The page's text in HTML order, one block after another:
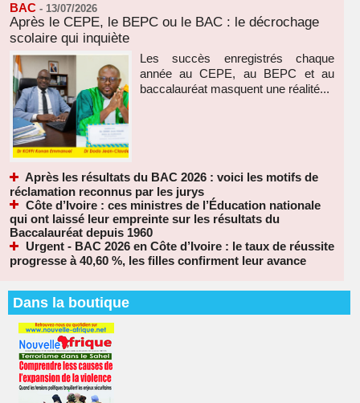
BAC - 13/07/2026
Après le CEPE, le BEPC ou le BAC : le décrochage
scolaire qui inquiète
Les succès enregistrés chaque
année au CEPE, au BEPC et au
baccalauréat masquent une réalité...
Après les résultats du BAC 2026 : voici les motifs de
réclamation reconnus par les jurys
Côte d’Ivoire : ces ministres de l’Éducation nationale
qui ont laissé leur empreinte sur les résultats du
Baccalauréat depuis 1960
Urgent - BAC 2026 en Côte d’Ivoire : le taux de réussite
progresse à 40,60 %, les filles confirment leur avance
Dans la boutique